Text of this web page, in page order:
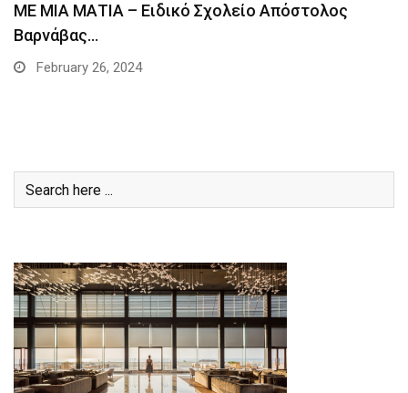
MΕ ΜΙΑ ΜΑΤΙΑ – Ειδικό Σχολείο Απόστολος
Βαρνάβας…
February 26, 2024